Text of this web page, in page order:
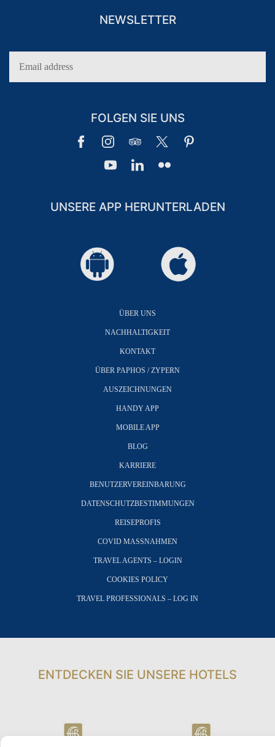
NEWSLETTER
FOLGEN SIE UNS
UNSERE APP HERUNTERLADEN
ÜBER UNS
NACHHALTIGKEIT
KONTAKT
ÜBER PAPHOS / ZYPERN
AUSZEICHNUNGEN
HANDY APP
MOBILE APP
BLOG
KARRIERE
BENUTZERVEREINBARUNG
DATENSCHUTZBESTIMMUNGEN
REISEPROFIS
COVID MASSNAHMEN
TRAVEL AGENTS – LOGIN
COOKIES POLICY
TRAVEL PROFESSIONALS – LOG IN
ENTDECKEN SIE UNSERE HOTELS